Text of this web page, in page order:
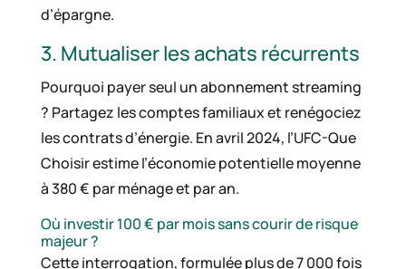
d’épargne.
3. Mutualiser les achats récurrents
Pourquoi payer seul un abonnement streaming
? Partagez les comptes familiaux et renégociez
les contrats d’énergie. En avril 2024, l’UFC-Que
Choisir estime l’économie potentielle moyenne
à 380 € par ménage et par an.
Où investir 100 € par mois sans courir de risque
majeur ?
Cette interrogation, formulée plus de 7 000 fois